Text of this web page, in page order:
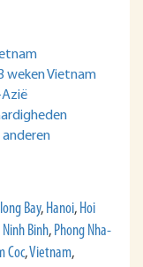
weken Vietnam
Bay, Hanoi, Hoi
Ninh Binh, Phong Nha-
Coc,Vietnam,